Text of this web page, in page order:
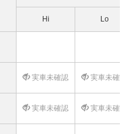
Hi Lo
実車未確認 実車未確
実車未確認 実車未確